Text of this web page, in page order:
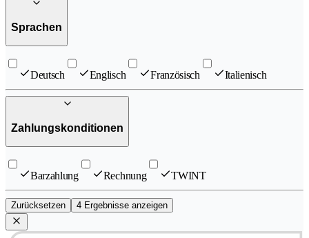
Sprachen
Deutsch Englisch Französisch Italienisch
Zahlungskonditionen
Barzahlung Rechnung TWINT
Zurücksetzen 4 Ergebnisse anzeigen